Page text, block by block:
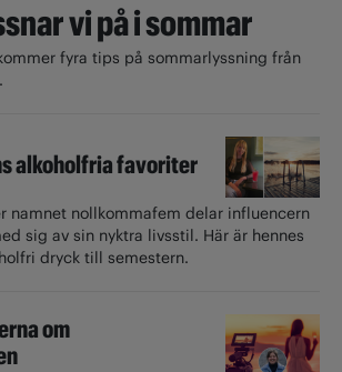
vi på i sommar
fyra tips på sommarlyssning från
alkoholfria favoriter
namnet nollkommafem delar influencern
sig av sin nyktra livsstil. Här är hennes
dryck till semestern.
om